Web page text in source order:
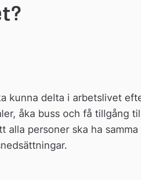
kunna delta i arbetslivet
åka buss och få tillgång
alla personer ska ha samma